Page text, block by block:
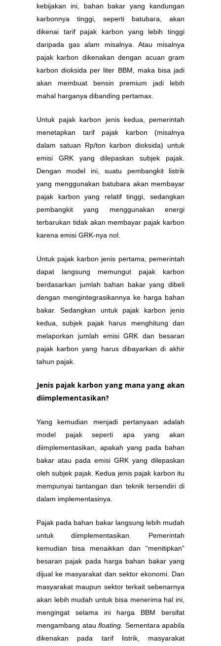
kebijakan ini, bahan bakar yang kandungan
karbonnya tinggi, seperti batubara, akan
dikenai tarif pajak karbon yang lebih tinggi
daripada gas alam misalnya. Atau misalnya
pajak karbon dikenakan dengan acuan gram
karbon dioksida per liter BBM, maka bisa jadi
akan membuat bensin premium jadi lebih
mahal harganya dibanding pertamax.
Untuk pajak karbon jenis kedua, pemerintah
menetapkan tarif pajak karbon (misalnya
dalam satuan Rp/ton karbon dioksida) untuk
emisi GRK yang dilepaskan subjek pajak.
Dengan model ini, suatu pembangkit listrik
yang menggunakan batubara akan membayar
pajak karbon yang relatif tinggi, sedangkan
pembangkit yang menggunakan energi
terbarukan tidak akan membayar pajak karbon
karena emisi GRK-nya nol.
Untuk pajak karbon jenis pertama, pemerintah
dapat langsung memungut pajak karbon
berdasarkan jumlah bahan bakar yang dibeli
dengan mengintegrasikannya ke harga bahan
bakar. Sedangkan untuk pajak karbon jenis
kedua, subjek pajak harus menghitung dan
melaporkan jumlah emisi GRK dan besaran
pajak karbon yang harus dibayarkan di akhir
tahun pajak.
Jenis pajak karbon yang mana yang akan
diimplementasikan?
Yang kemudian menjadi pertanyaan adalah
model pajak seperti apa yang akan
diimplementasikan, apakah yang pada bahan
bakar atau pada emisi GRK yang dilepaskan
oleh subjek pajak. Kedua jenis pajak karbon itu
mempunyai tantangan dan teknik tersendiri di
dalam implementasinya.
Pajak pada bahan bakar langsung lebih mudah
untuk diimplementasikan. Pemerintah
kemudian bisa menaikkan dan “menitipkan”
besaran pajak pada harga bahan bakar yang
dijual ke masyarakat dan sektor ekonomi. Dan
masyarakat maupun sektor terkait sebenarnya
akan lebih mudah untuk bisa menerima hal ini,
mengingat selama ini harga BBM bersifat
mengambang atau floating. Sementara apabila
dikenakan pada tarif listrik, masyarakat